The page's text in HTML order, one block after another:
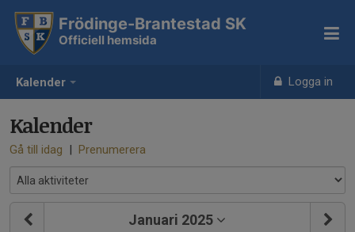
Kalender Logga in
Frödinge-Brantestad SK
Officiell hemsida
Kalender
Gå till idag | Prenumerera
Januari 2025